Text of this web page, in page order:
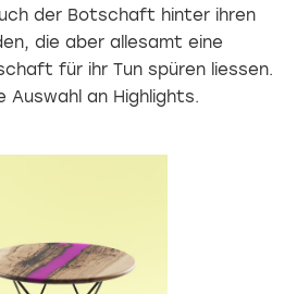
der Botschaft hinter ihren
die aber allesamt eine
für ihr Tun spüren liessen.
Auswahl an Highlights.